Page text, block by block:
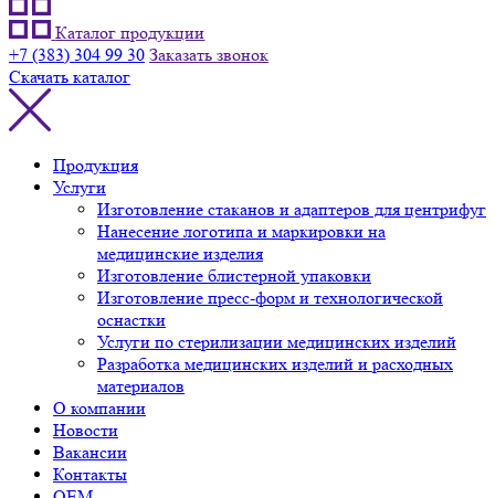
Каталог продукции
+7 (383) 304 99 30 Заказать звонок
Скачать каталог
Продукция
Услуги
Изготовление стаканов и адаптеров для центрифуг
Нанесение логотипа и маркировки на
медицинские изделия
Изготовление блистерной упаковки
Изготовление пресс-форм и технологической
оснастки
Услуги по стерилизации медицинских изделий
Разработка медицинских изделий и расходных
материалов
О компании
Новости
Вакансии
Контакты